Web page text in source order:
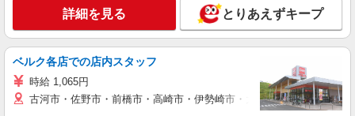
詳細を見る とりあえずキープ
ベルク各店での店内スタッフ
時給 1,065円
古河市・佐野市・前橋市・高崎市・伊勢崎市・太田市・館林市・藤